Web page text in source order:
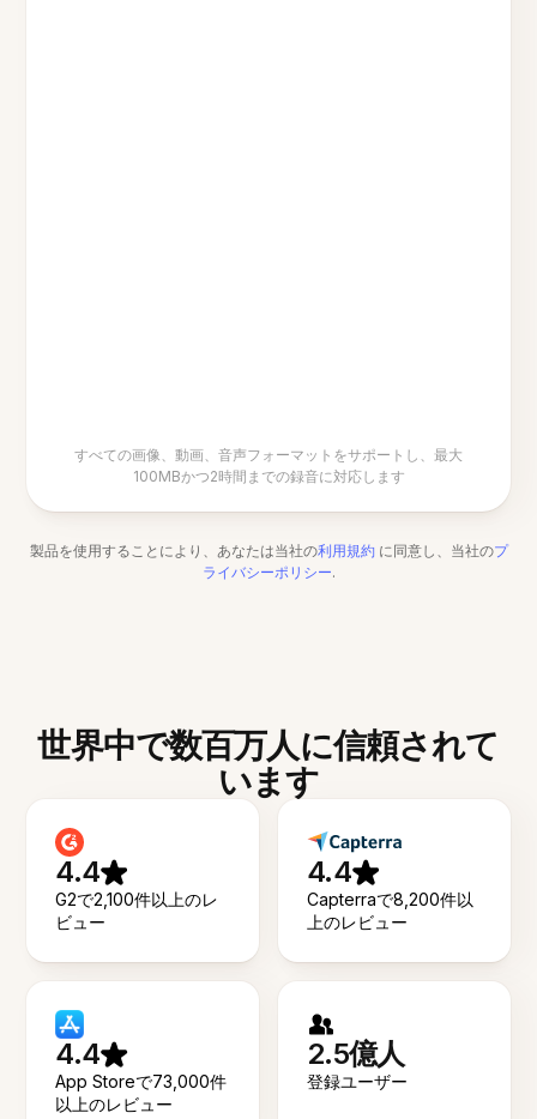
すべての画像、動画、音声フォーマットをサポートし、最大
100MBかつ2時間までの録音に対応します
製品を使用することにより、あなたは当社の利用規約 に同意し、当社のプ
ライバシーポリシー.
世界中で数百万人に信頼されて
います
4.4
G2で2,100件以上のレ
ビュー
4.4
Capterraで8,200件以
上のレビュー
4.4
App Storeで73,000件
以上のレビュー
2.5億人
登録ユーザー